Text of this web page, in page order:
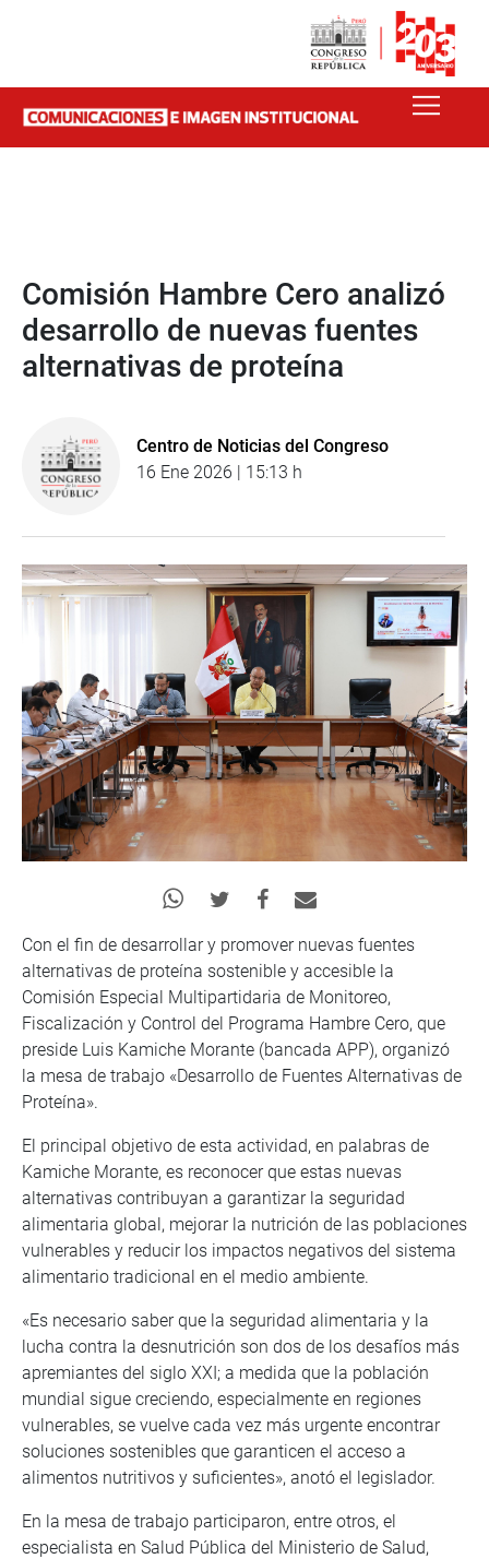
Comisión Hambre Cero analizó
desarrollo de nuevas fuentes
alternativas de proteína
Centro de Noticias del Congreso
16 Ene 2026 | 15:13 h
Con el fin de desarrollar y promover nuevas fuentes
alternativas de proteína sostenible y accesible la
Comisión Especial Multipartidaria de Monitoreo,
Fiscalización y Control del Programa Hambre Cero, que
preside Luis Kamiche Morante (bancada APP), organizó
la mesa de trabajo «Desarrollo de Fuentes Alternativas de
Proteína».
El principal objetivo de esta actividad, en palabras de
Kamiche Morante, es reconocer que estas nuevas
alternativas contribuyan a garantizar la seguridad
alimentaria global, mejorar la nutrición de las poblaciones
vulnerables y reducir los impactos negativos del sistema
alimentario tradicional en el medio ambiente.
«Es necesario saber que la seguridad alimentaria y la
lucha contra la desnutrición son dos de los desafíos más
apremiantes del siglo XXI; a medida que la población
mundial sigue creciendo, especialmente en regiones
vulnerables, se vuelve cada vez más urgente encontrar
soluciones sostenibles que garanticen el acceso a
alimentos nutritivos y suficientes», anotó el legislador.
En la mesa de trabajo participaron, entre otros, el
especialista en Salud Pública del Ministerio de Salud,